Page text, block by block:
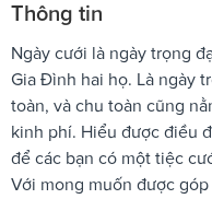
Thông tin
Ngày cưới là ngày trọng
Gia Đình hai họ. Là ngày
toàn, và chu toàn cũng
kinh phí. Hiểu được điều
để các bạn có một tiệc
Với mong muốn được